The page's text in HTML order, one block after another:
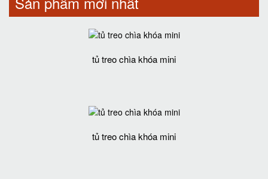
tủ treo chìa khóa mini
tủ treo chìa khóa mini